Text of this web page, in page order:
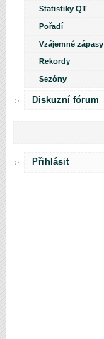
Statistiky QT
Pořadí
Vzájemné zápasy
Rekordy
Sezóny
Diskuzní fórum
Přihlásit